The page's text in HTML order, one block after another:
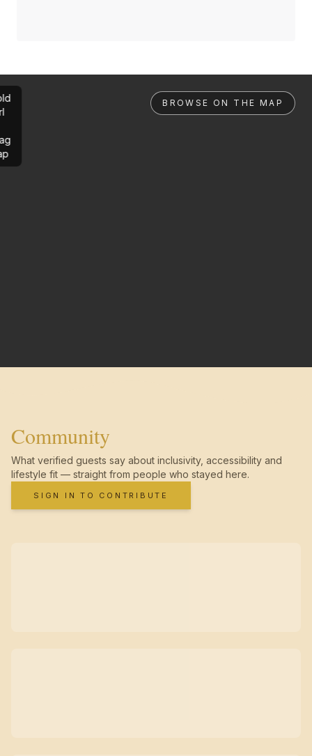
BROWSE ON THE MAP
Community
What verified guests say about inclusivity, accessibility and
lifestyle fit — straight from people who stayed here.
SIGN IN TO CONTRIBUTE